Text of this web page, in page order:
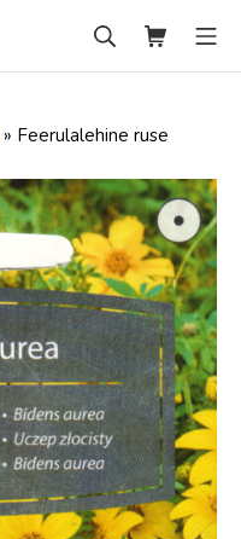
SearchOstukorv
» Feerulalehine ruse